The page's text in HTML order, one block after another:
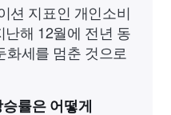
션 지표인 개인소비
해 12월에 전년 동
화세를 멈춘 것으로
률은 어떻게